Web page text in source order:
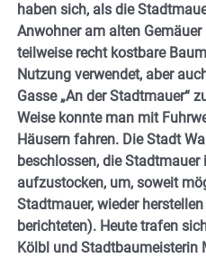
haben sich, als die
Anwohner am alten
teilweise recht kostbare
Nutzung verwendet, aber
Gasse „An der Stadtmauer“
Weise konnte man mit
Häusern fahren. Die Stadt
beschlossen, die
aufzustocken, um, soweit
Stadtmauer, wieder
berichteten). Heute trafen
Kölbl und Stadtbaumeisterin